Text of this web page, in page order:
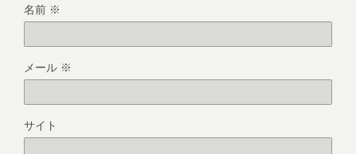
名前 ※
メール ※
サイト